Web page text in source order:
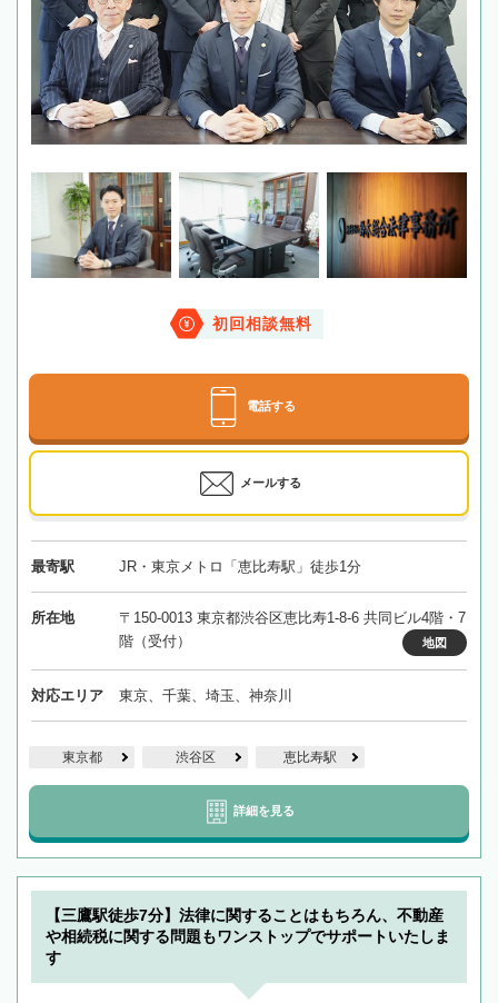
初回相談無料
電話する
メールする
最寄駅 JR・東京メトロ「恵比寿駅」徒歩1分
所在地
〒150-0013 東京都渋谷区恵比寿1-8-6 共同ビル4階・7
階（受付）
地図
対応エリア 東京、千葉、埼玉、神奈川
東京都 渋谷区 恵比寿駅
詳細を見る
【三鷹駅徒歩7分】法律に関することはもちろん、不動産
や相続税に関する問題もワンストップでサポートいたしま
す